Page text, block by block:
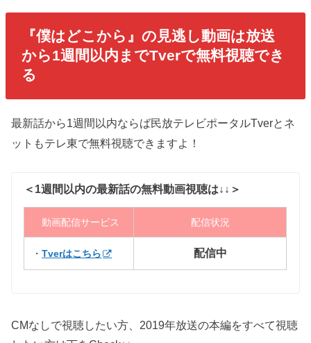
『僕はどこから』 の見逃し動画は放送
から1週間以内までTverで無料視聴でき
る
最新話から1週間以内ならば民放テレビポータルTverとネ
ットもテレ東で無料視聴できますよ！
＜1週間以内の最新話の無料動画視聴は↓↓＞
動画配信サービス 配信状況
・Tverはこちら 配信中
CMなしで視聴したい方、2019年放送の本編をすべて視聴